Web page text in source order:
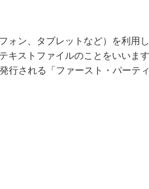
ォン、タブレットなど）を利
キストファイルのことをいいます
行される「ファースト・パー